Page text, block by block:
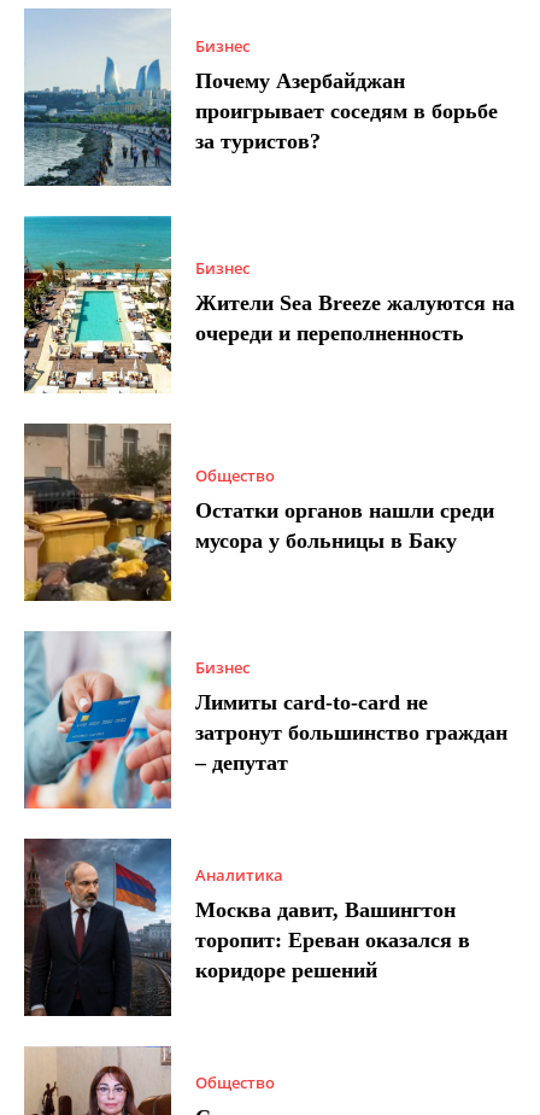
Бизнес
Почему Азербайджан
проигрывает соседям в борьбе
за туристов?
Бизнес
Жители Sea Breeze жалуются на
очереди и переполненность
Общество
Остатки органов нашли среди
мусора у больницы в Баку
Бизнес
Лимиты card-to-card не
затронут большинство граждан
– депутат
Аналитика
Москва давит, Вашингтон
торопит: Ереван оказался в
коридоре решений
Общество